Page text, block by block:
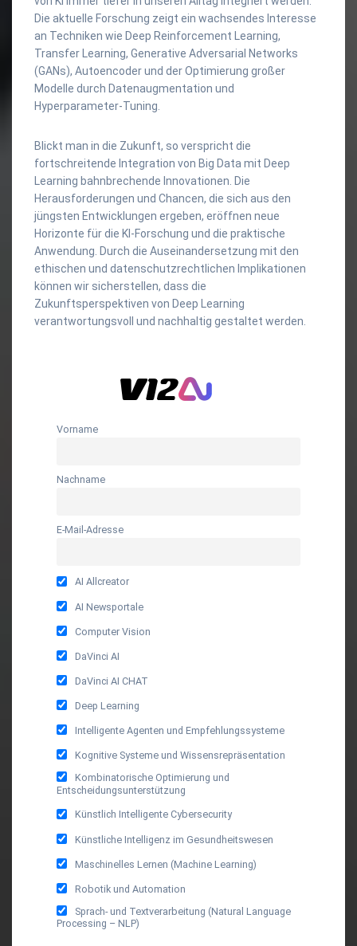
Die aktuelle Forschung zeigt ein wachsendes Interesse
an Techniken wie Deep Reinforcement Learning,
Transfer Learning, Generative Adversarial Networks
(GANs), Autoencoder und der Optimierung großer
Modelle durch Datenaugmentation und
Hyperparameter-Tuning.
Blickt man in die Zukunft, so verspricht die
fortschreitende Integration von Big Data mit Deep
Learning bahnbrechende Innovationen. Die
Herausforderungen und Chancen, die sich aus den
jüngsten Entwicklungen ergeben, eröffnen neue
Horizonte für die KI-Forschung und die praktische
Anwendung. Durch die Auseinandersetzung mit den
ethischen und datenschutzrechtlichen Implikationen
können wir sicherstellen, dass die
Zukunftsperspektiven von Deep Learning
verantwortungsvoll und nachhaltig gestaltet werden.
Vorname
Nachname
E-Mail-Adresse
AI Allcreator
AI Newsportale
Computer Vision
DaVinci AI
DaVinci AI CHAT
Deep Learning
Intelligente Agenten und Empfehlungssysteme
Kognitive Systeme und Wissensrepräsentation
Kombinatorische Optimierung und
Entscheidungsunterstützung
Künstlich Intelligente Cybersecurity
Künstliche Intelligenz im Gesundheitswesen
Maschinelles Lernen (Machine Learning)
Robotik und Automation
Sprach- und Textverarbeitung (Natural Language
Processing – NLP)